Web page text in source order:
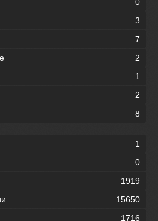
3
7
2
1
2
8
1
0
1919
15650
1716